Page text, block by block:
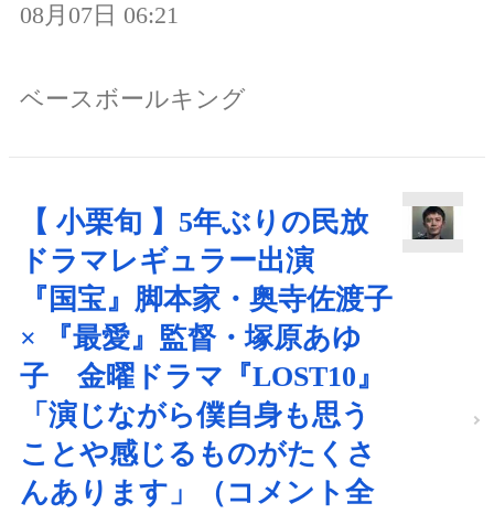
08月07日 06:21
ベースボールキング
【 小栗旬 】5年ぶりの民放
ドラマレギュラー出演
『国宝』脚本家・奥寺佐渡子
× 『最愛』監督・塚原あゆ
子 金曜ドラマ『LOST10』
「演じながら僕自身も思う
ことや感じるものがたくさ
んあります」（コメント全